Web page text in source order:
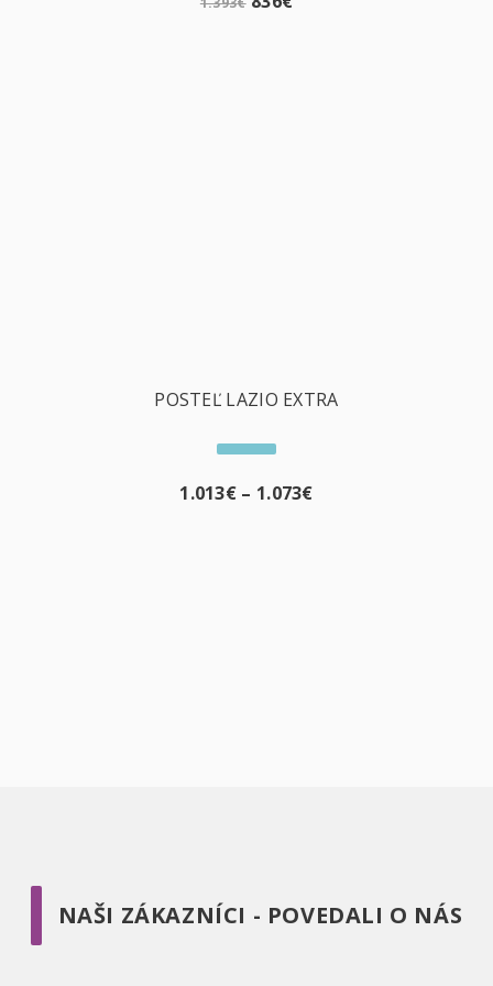
POSTEĽ LAZIO EXTRA
1.013€ – 1.073€
NAŠI ZÁKAZNÍCI - POVEDALI O NÁS